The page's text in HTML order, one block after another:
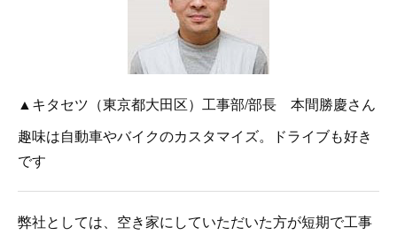
▲キタセツ（東京都大田区）工事部/部長 本間勝慶さん
趣味は自動車やバイクのカスタマイズ。ドライブも好き
です
弊社としては、空き家にしていただいた方が短期で工事